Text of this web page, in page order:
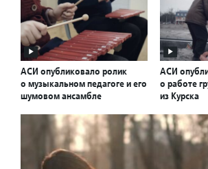
АСИ опубликовало ролик
о музыкальном педагоге и его
шумовом ансамбле
АСИ
о работе
из Курска